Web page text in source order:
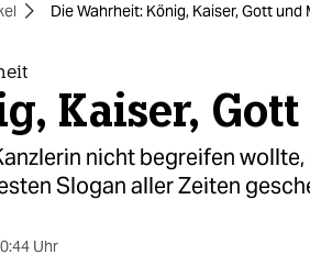
Die Wahrheit: König, Kaiser, Gott und
Kaiser,
nicht begreifen
Slogan aller Zeiten
Uhr